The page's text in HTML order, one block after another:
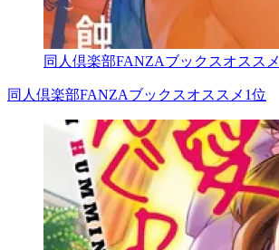
同人倶楽部FANZAブックスオススメ
同人倶楽部FANZAブックスオススメ1位